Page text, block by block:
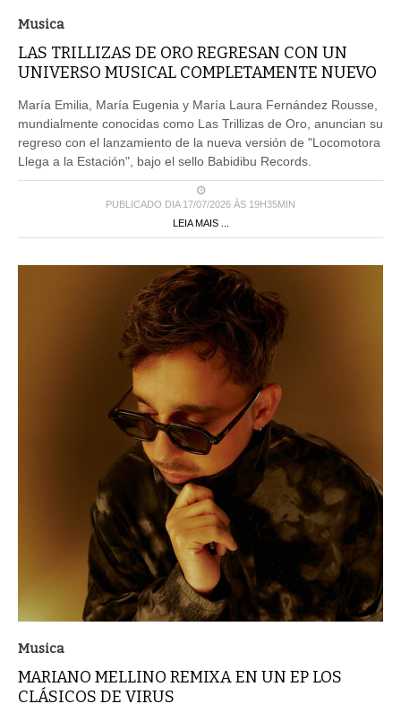
Musica
LAS TRILLIZAS DE ORO REGRESAN CON UN
UNIVERSO MUSICAL COMPLETAMENTE NUEVO
María Emilia, María Eugenia y María Laura Fernández Rousse,
mundialmente conocidas como Las Trillizas de Oro, anuncian su
regreso con el lanzamiento de la nueva versión de "Locomotora
Llega a la Estación", bajo el sello Babidibu Records.
PUBLICADO DIA 17/07/2026 ÀS 19H35MIN
LEIA MAIS ...
Musica
MARIANO MELLINO REMIXA EN UN EP LOS
CLÁSICOS DE VIRUS